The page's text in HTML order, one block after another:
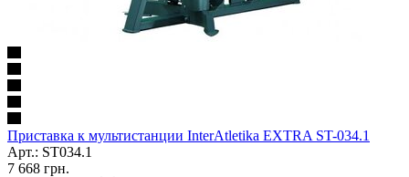
Приставка к мультистанции InterAtletika EXTRA ST-034.1
Арт.: SТ034.1
7 668 грн.